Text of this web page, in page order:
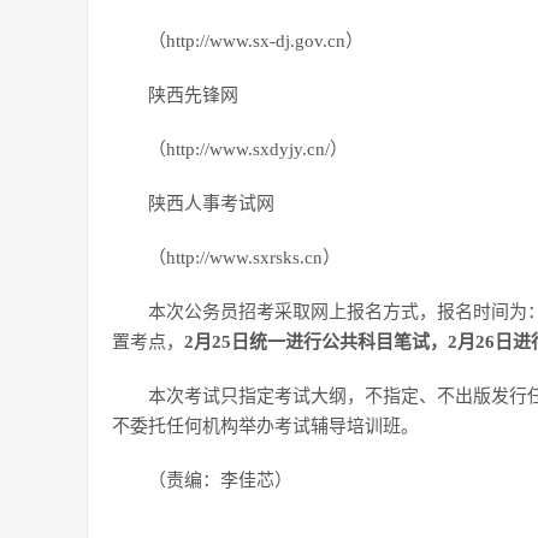
（http://www.sx-dj.gov.cn）
陕西先锋网
（http://www.sxdyjy.cn/）
陕西人事考试网
（http://www.sxrsks.cn）
本次公务员招考采取网上报名方式，报名时间为：
置考点， 2月25日统一进行公共科目笔试，2月26日进
本次考试只指定考试大纲，不指定、不出版发
不委托任何机构举办考试辅导培训班。
（责编：李佳芯）